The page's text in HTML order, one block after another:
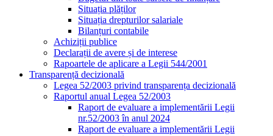
Situația plăților
Situația drepturilor salariale
Bilanțuri contabile
Achiziții publice
Declarații de avere și de interese
Rapoartele de aplicare a Legii 544/2001
Transparență decizională
Legea 52/2003 privind transparența decizională
Raportul anual Legea 52/2003
Raport de evaluare a implementării Legii
nr.52/2003 în anul 2024
Raport de evaluare a implementării Legii